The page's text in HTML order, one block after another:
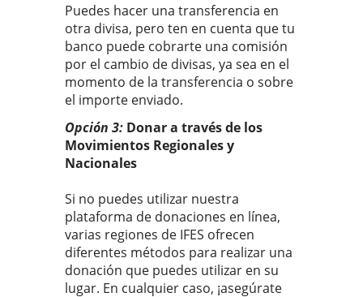
Puedes hacer una transferencia en
otra divisa, pero ten en cuenta que tu
banco puede cobrarte una comisión
por el cambio de divisas, ya sea en el
momento de la transferencia o sobre
el importe enviado.
Opción 3: Donar a través de los
Movimientos Regionales y
Nacionales
Si no puedes utilizar nuestra
plataforma de donaciones en línea,
varias regiones de IFES ofrecen
diferentes métodos para realizar una
donación que puedes utilizar en su
lugar. En cualquier caso, ¡asegúrate